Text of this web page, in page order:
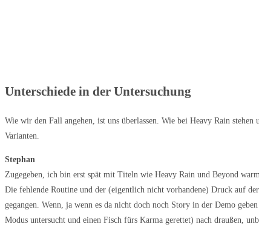
Unterschiede in der Untersuchung
Wie wir den Fall angehen, ist uns überlassen. Wie bei Heavy Rain
Varianten.
Stephan
Zugegeben, ich bin erst spät mit Titeln wie Heavy Rain und Beyond
Die fehlende Routine und der (eigentlich nicht vorhandene) Druck auf
gegangen. Wenn, ja wenn es da nicht doch noch Story in der Demo
Modus untersucht und einen Fisch fürs Karma gerettet) nach draußen,